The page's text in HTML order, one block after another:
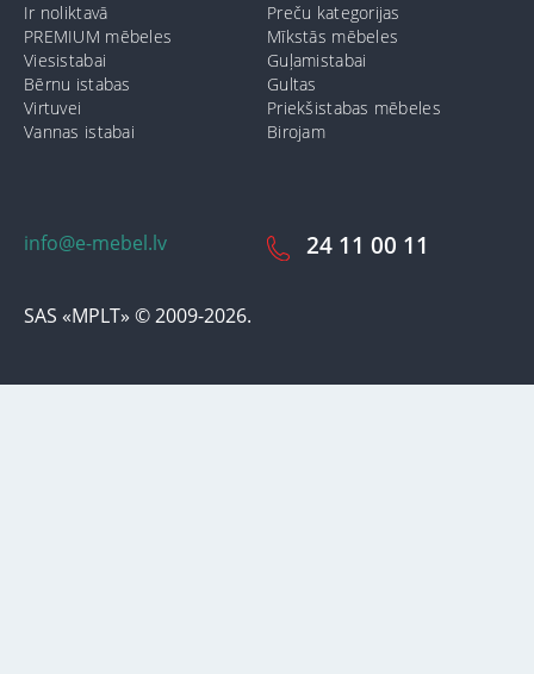
info@e-mebel.lv
SAS «MPLT» © 2009-2026.
24 11 00 11
Ir noliktavā
Preču kategorijas
PREMIUM mēbeles
Mīkstās mēbeles
Viesistabai
Guļamistabai
Bērnu istabas
Gultas
Virtuvei
Priekšistabas mēbeles
Vannas istabai
Birojam